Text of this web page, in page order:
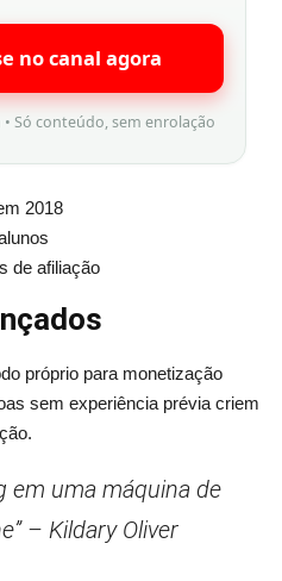
no canal agora
Só conteúdo, sem enrolação
2018
de afiliação
próprio para monetização
sem experiência prévia criem
em uma máquina de
– Kildary Oliver